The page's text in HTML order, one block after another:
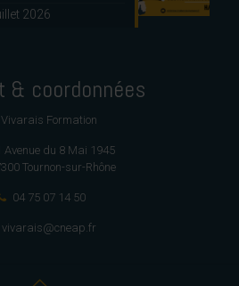
2026
& coordonnées
Vivarais Formation
Avenue du 8 Mai 1945
Tournon-sur-Rhône
04 75 07 14 50
vivarais@cneap.fr